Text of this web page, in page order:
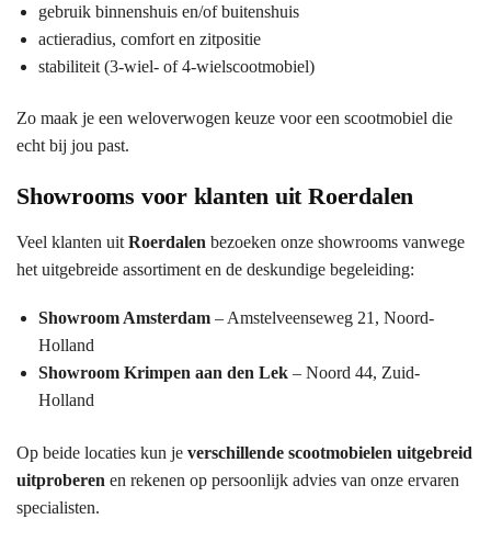
gebruik binnenshuis en/of buitenshuis
actieradius, comfort en zitpositie
stabiliteit (3-wiel- of 4-wielscootmobiel)
Zo maak je een weloverwogen keuze voor een scootmobiel die
echt bij jou past.
Showrooms voor klanten uit Roerdalen
Veel klanten uit Roerdalen bezoeken onze showrooms vanwege
het uitgebreide assortiment en de deskundige begeleiding:
Showroom Amsterdam – Amstelveenseweg 21, Noord-
Holland
Showroom Krimpen aan den Lek – Noord 44, Zuid-
Holland
Op beide locaties kun je verschillende scootmobielen uitgebreid
uitproberen en rekenen op persoonlijk advies van onze ervaren
specialisten.